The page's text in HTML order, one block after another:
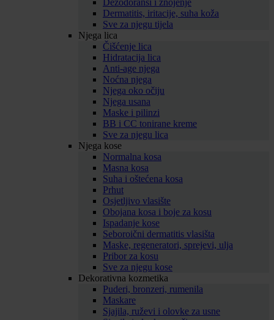
Dezodoransi i znojenje
Dermatitis, iritacije, suha koža
Sve za njegu tijela
Njega lica
Čišćenje lica
Hidratacija lica
Anti-age njega
Noćna njega
Njega oko očiju
Njega usana
Maske i pilinzi
BB i CC tonirane kreme
Sve za njegu lica
Njega kose
Normalna kosa
Masna kosa
Suha i oštećena kosa
Prhut
Osjetljivo vlasište
Obojana kosa i boje za kosu
Ispadanje kose
Seboroični dermatitis vlasišta
Maske, regeneratori, sprejevi, ulja
Pribor za kosu
Sve za njegu kose
Dekorativna kozmetika
Puderi, bronzeri, rumenila
Maskare
Sjajila, ruževi i olovke za usne